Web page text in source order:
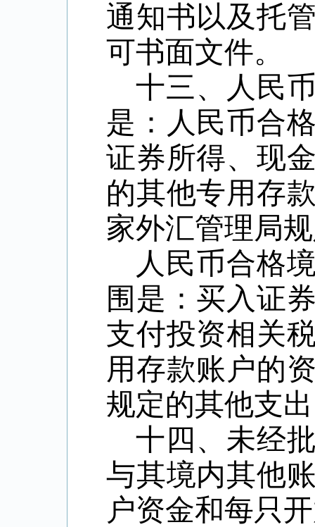
通知书以及托
可书面文件。
十三、人民
是：人民币合
证券所得、现
的其他专用存
家外汇管理局
人民币合格
围是：买入证
支付投资相关
用存款账户的
规定的其他支
十四、未经
与其境内其他
户资金和每只